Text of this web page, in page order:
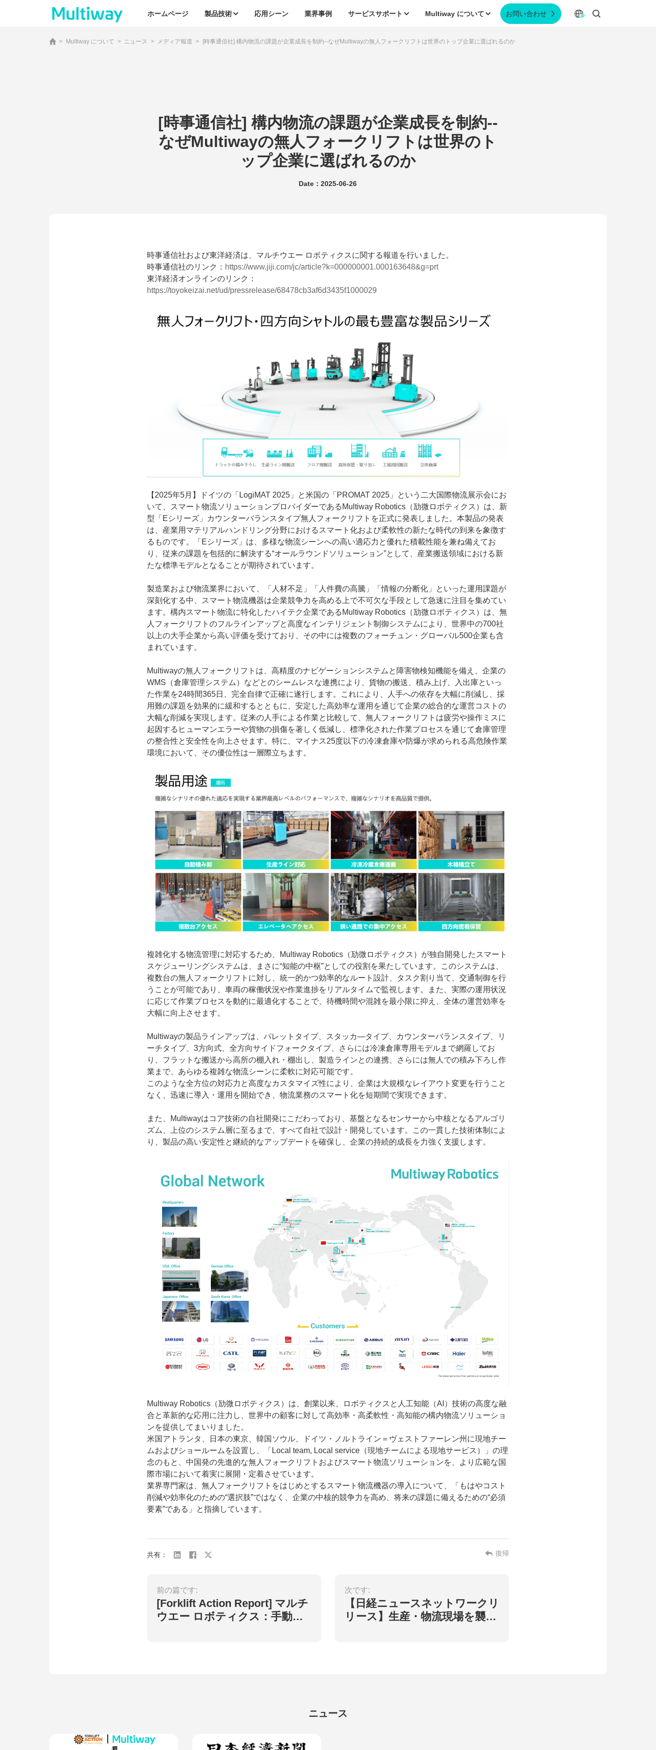
ホームページ 製品技術 応用シーン 業界事例 サービスサポート Multiway について お問い合わせ
ES DE
> Multiway について > ニュース > メディア報道 > [時事通信社] 構内物流の課題が企業成長を制約--なぜMultiwayの無人フォークリフトは世界のトップ企業に選ばれるのか
[時事通信社] 構内物流の課題が企業成長を制約--
なぜMultiwayの無人フォークリフトは世界のト
ップ企業に選ばれるのか
Date：2025-06-26
時事通信社および東洋経済は、マルチウエー ロボティクスに関する報道を行いました。
時事通信社のリンク： https://www.jiji.com/jc/article?k=000000001.000163648&g=prt
東洋経済オンラインのリンク：
https://toyokeizai.net/ud/pressrelease/68478cb3af6d3435f1000029
【2025年5月】ドイツの「LogiMAT 2025」と米国の「PROMAT 2025」という二大国際物流展示会にお
いて、スマート物流ソリューションプロバイダーであるMultiway Robotics（劢微ロボティクス）は、新
型「Eシリーズ」カウンターバランスタイプ無人フォークリフトを正式に発表しました。本製品の発表
は、産業用マテリアルハンドリング分野におけるスマート化および柔軟性の新たな時代の到来を象徴す
るものです。「Eシリーズ」は、多様な物流シーンへの高い適応力と優れた積載性能を兼ね備えてお
り、従来の課題を包括的に解決する“オールラウンドソリューション”として、産業搬送領域における新
たな標準モデルとなることが期待されています。
製造業および物流業界において、「人材不足」「人件費の高騰」「情報の分断化」といった運用課題が
深刻化する中、スマート物流機器は企業競争力を高める上で不可欠な手段として急速に注目を集めてい
ます。構内スマート物流に特化したハイテク企業であるMultiway Robotics（劢微ロボティクス）は、無
人フォークリフトのフルラインアップと高度なインテリジェント制御システムにより、世界中の700社
以上の大手企業から高い評価を受けており、その中には複数のフォーチュン・グローバル500企業も含
まれています。
Multiwayの無人フォークリフトは、高精度のナビゲーションシステムと障害物検知機能を備え、企業の
WMS（倉庫管理システム）などとのシームレスな連携により、貨物の搬送、積み上げ、入出庫といっ
た作業を24時間365日、完全自律で正確に遂行します。これにより、人手への依存を大幅に削減し、採
用難の課題を効果的に緩和するとともに、安定した高効率な運用を通じて企業の総合的な運営コストの
大幅な削減を実現します。従来の人手による作業と比較して、無人フォークリフトは疲労や操作ミスに
起因するヒューマンエラーや貨物の損傷を著しく低減し、標準化された作業プロセスを通じて倉庫管理
の整合性と安全性を向上させます。特に、マイナス25度以下の冷凍倉庫や防爆が求められる高危険作業
環境において、その優位性は一層際立ちます。
複雑化する物流管理に対応するため、Multiway Robotics（劢微ロボティクス）が独自開発したスマート
スケジューリングシステムは、まさに“知能の中枢”としての役割を果たしています。このシステムは、
複数台の無人フォークリフトに対し、統一的かつ効率的なルート設計、タスク割り当て、交通制御を行
うことが可能であり、車両の稼働状況や作業進捗をリアルタイムで監視します。また、実際の運用状況
に応じて作業プロセスを動的に最適化することで、待機時間や混雑を最小限に抑え、全体の運営効率を
大幅に向上させます。
Multiwayの製品ラインアップは、パレットタイプ、スタッカ―タイプ、カウンターバランスタイプ、リ
ーチタイプ、3方向式、全方向サイドフォークタイプ、さらには冷凍倉庫専用モデルまで網羅してお
り、フラットな搬送から高所の棚入れ・棚出し、製造ラインとの連携、さらには無人での積み下ろし作
業まで、あらゆる複雑な物流シーンに柔軟に対応可能です。
このような全方位の対応力と高度なカスタマイズ性により、企業は大規模なレイアウト変更を行うこと
なく、迅速に導入・運用を開始でき、物流業務のスマート化を短期間で実現できます。
また、Multiwayはコア技術の自社開発にこだわっており、基盤となるセンサーから中核となるアルゴリ
ズム、上位のシステム層に至るまで、すべて自社で設計・開発しています。この一貫した技術体制によ
り、製品の高い安定性と継続的なアップデートを確保し、企業の持続的成長を力強く支援します。
Multiway Robotics（劢微ロボティクス）は、創業以来、ロボティクスと人工知能（AI）技術の高度な融
合と革新的な応用に注力し、世界中の顧客に対して高効率・高柔軟性・高知能の構内物流ソリューショ
ンを提供してまいりました。
米国アトランタ、日本の東京、韓国ソウル、ドイツ・ノルトライン＝ヴェストファーレン州に現地チー
ムおよびショールームを設置し、「Local team, Local service（現地チームによる現地サービス）」の理
念のもと、中国発の先進的な無人フォークリフトおよびスマート物流ソリューションを、より広範な国
際市場において着実に展開・定着させています。
業界専門家は、無人フォークリフトをはじめとするスマート物流機器の導入について、「もはやコスト
削減や効率化のための“選択肢”ではなく、企業の中核的競争力を高め、将来の課題に備えるための“必須
要素”である」と指摘しています。
共有： 復帰
前の篇です:
[Forklift Action Report] マルチ
ウエー ロボティクス：手動フ
次です:
【日経ニュースネットワークリ
リース】生産・物流現場を襲う
ニュース